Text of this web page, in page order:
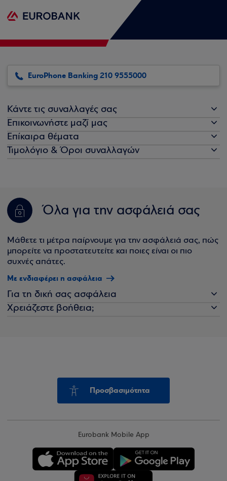
EuroPhone Banking 210 9555000
Κάντε τις συναλλαγές σας
Επικοινωνήστε μαζί μας
Επίκαιρα θέματα
Τιμολόγιο & Όροι συναλλαγών
Όλα για την ασφάλειά σας
Μάθετε τι μέτρα παίρνουμε για την ασφάλειά σας, πώς
μπορείτε να προστατευτείτε και ποιες είναι οι πιο
συχνές απάτες.
Με ενδιαφέρει η ασφάλεια
Για τη δική σας ασφάλεια
Χρειάζεστε βοήθεια;
Προσβασιμότητα
Eurobank Mobile App